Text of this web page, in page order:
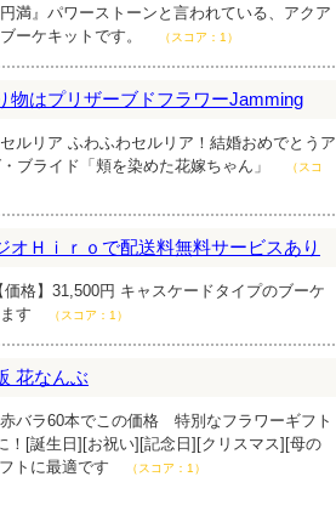
満』パワーストーンと言われている、アクア
ーケキットです。
（スコア：1）
物はプリザーブドフラワーJamming
ルリア ふわふわセルリア！結婚おめでとうア
ブライド「頬を染めた花嫁ちゃん」
（スコ
Ｈｉｒｏで配送料無料サービスあり
格】31,500円 キャスケードタイプのブーケ
す
（スコア：1）
花なんぶ
バラ60本でこの価格 特別なフラワーギフト
！[誕生日][お祝い][記念日][クリスマス][母の
トに最適です
（スコア：1）